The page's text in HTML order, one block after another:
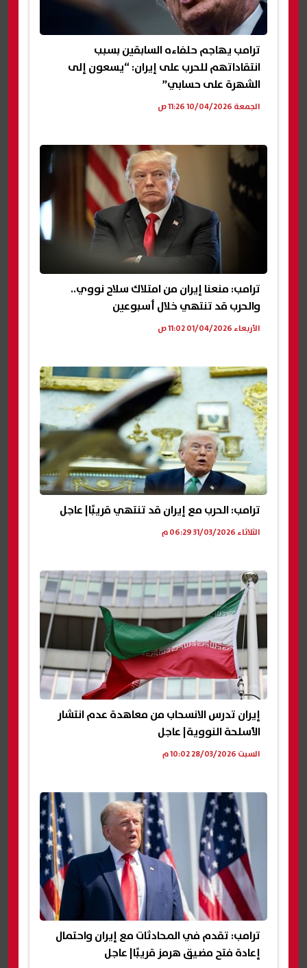
ترامب يهاجم حلفاءه السابقين بسبب
انتقاداتهم للحرب على إيران: “يسعون إلى
الشهرة على حسابي”
الجمعة 10/04/2026 11:26 ص
ترامب: منعنا إيران من امتلاك سلاح نووي..
والحرب قد تنتهي خلال أسبوعين
الأربعاء 01/04/2026 11:02 ص
ترامب: الحرب مع إيران قد تنتهي قريبًا| عاجل
الثلاثاء 31/03/2026 06:29 م
إيران تدرس الانسحاب من معاهدة عدم انتشار
الأسلحة النووية| عاجل
السبت 28/03/2026 10:02 م
ترامب: تقدم في المحادثات مع إيران واحتمال
إعادة فتح مضيق هرمز قريبًا| عاجل